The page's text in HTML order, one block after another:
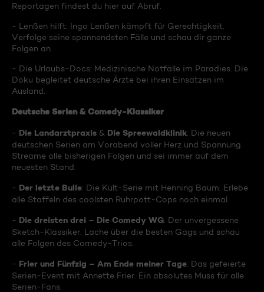
Reportagen findest du hier auf Abruf.
- Lenßen hilft: Ingo Lenßen kämpft für Gerechtigkeit.
Verfolge seine spannendsten Fälle und schau dir ganze
Folgen an.
- Die Urlaubs-Docs: Medizinische Notfälle im Paradies. Die
Doku begleitet deutsche Ärzte bei ihren Einsätzen im
Ausland.
Deutsche Serien & Comedy-Klassiker
- Die Landarztpraxis & Die Spreewaldklinik: Die neuen
deutschen Serien am Vorabend voller Herz und Spannung.
Streame alle bisherigen Folgen und sei immer auf dem
neuesten Stand.
- Der letzte Bulle: Die Kult-Serie mit Henning Baum. Erlebe
alle Staffeln des coolsten Ruhrpott-Cops noch einmal.
- Die dreisten drei – Die Comedy WG: Der unvergessene
Sketch-Klassiker. Lache über die besten Gags und schau
alle Folgen des Comedy-Trios.
- Frier und Fünfzig – Am Ende meiner Tage: Das gefeierte
Serien-Event mit Annette Frier. Ein absolutes Muss für alle
Serien-Fans.